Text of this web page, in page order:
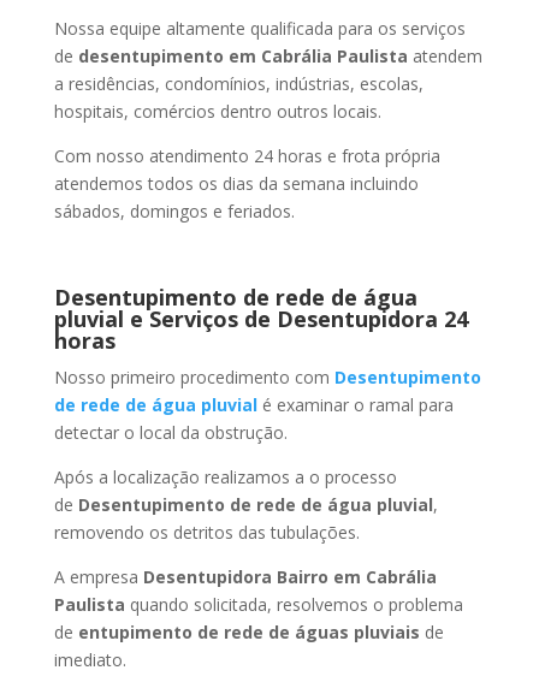
Nossa equipe altamente qualificada para os serviços
de desentupimento em Cabrália Paulista atendem
a residências, condomínios, indústrias, escolas,
hospitais, comércios dentro outros locais.
Com nosso atendimento 24 horas e frota própria
atendemos todos os dias da semana incluindo
sábados, domingos e feriados.
Desentupimento de rede de água
pluvial e Serviços de Desentupidora 24
horas
Nosso primeiro procedimento com Desentupimento
de rede de água pluvialé examinar o ramal para
detectar o local da obstrução.
Após a localização realizamos a o processo
de Desentupimento de rede de água pluvial,
removendo os detritos das tubulações.
A empresa Desentupidora Bairro em Cabrália
Paulista quando solicitada, resolvemos o problema
de entupimento de rede de águas pluviais de
imediato.